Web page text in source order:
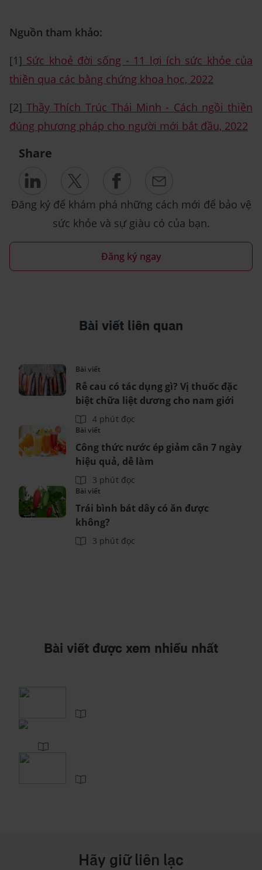
Nguồn tham khảo:
[1] Sức khoẻ đời sống - 11 lợi ích sức khỏe của
thiền qua các bằng chứng khoa học, 2022
[2] Thầy Thích Trúc Thái Minh - Cách ngồi thiền
đúng phương pháp cho người mới bắt đầu, 2022
Share
Đăng ký để khám phá những cách mới để bảo vệ
sức khỏe và sự giàu có của bạn.
Đăng ký ngay
Bài viết liên quan
Bài viết
Rễ cau có tác dụng gì? Vị thuốc đặc
biệt chữa liệt dương cho nam giới
4 phút đọc
Bài viết
Công thức nước ép giảm cân 7 ngày
hiệu quả, dễ làm
3 phút đọc
Bài viết
Trái bình bát dây có ăn được
không?
3 phút đọc
Bài viết được xem nhiều nhất
Hãy giữ liên lạc